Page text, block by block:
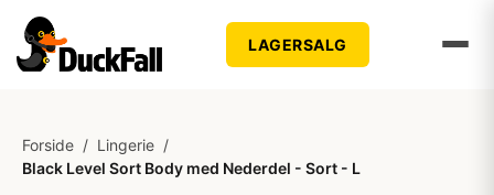
LAGERSALG
Forside / Lingerie /
Black Level Sort Body med Nederdel - Sort - L